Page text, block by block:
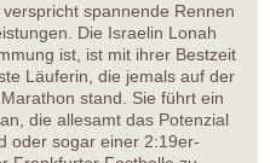
spannende Rennen
Die Israelin Lonah
ist, ist mit ihrer Bestzeit
Läuferin, die jemals auf der
stand. Sie führt ein
die allesamt das Potenzial
oder sogar einer 2:19er-